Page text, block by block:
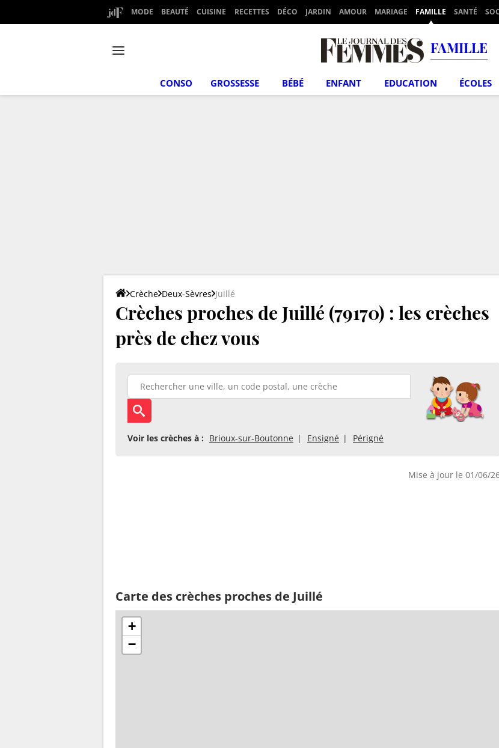
MODE BEAUTÉ CUISINE RECETTES DÉCO JARDIN AMOUR MARIAGE FAMILLE SANTÉ
FAMILLE
CONSO GROSSESSE BÉBÉ ENFANT EDUCATION ÉCOLES
Crèche Deux-Sèvres Juillé
Crèches proches de Juillé (79170) : les crèches
près de chez vous
Voir les crèches à : Brioux-sur-Boutonne Ensigné Périgné
Mise à jour le 01/06/
Carte des crèches proches de Juillé
+
−